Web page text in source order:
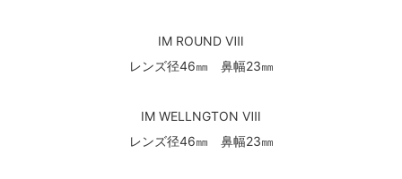
IM ROUND Ⅷ
レンズ径46㎜ 鼻幅23㎜
IM WELLNGTON Ⅷ
レンズ径46㎜ 鼻幅23㎜